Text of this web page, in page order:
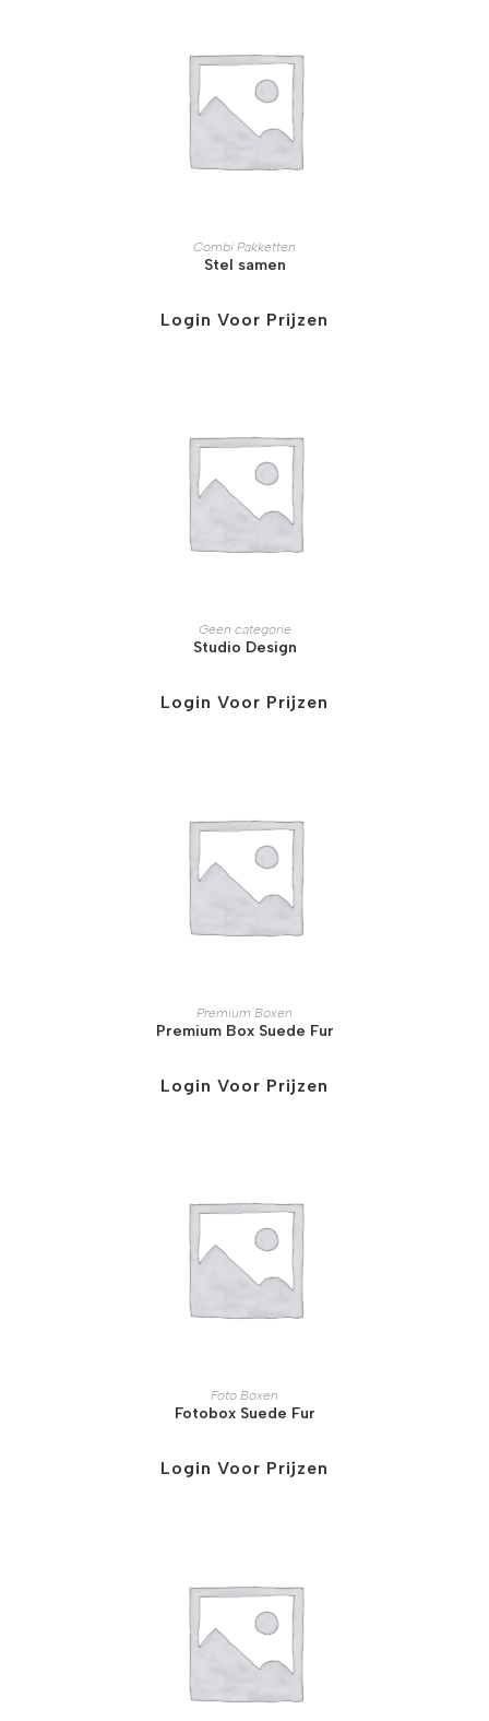
Combi Pakketten
Stel samen
Login Voor Prijzen
Geen categorie
Studio Design
Login Voor Prijzen
Premium Boxen
Premium Box Suede Fur
Login Voor Prijzen
Foto Boxen
Fotobox Suede Fur
Login Voor Prijzen